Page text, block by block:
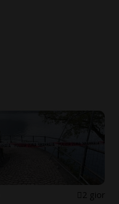
2 gior